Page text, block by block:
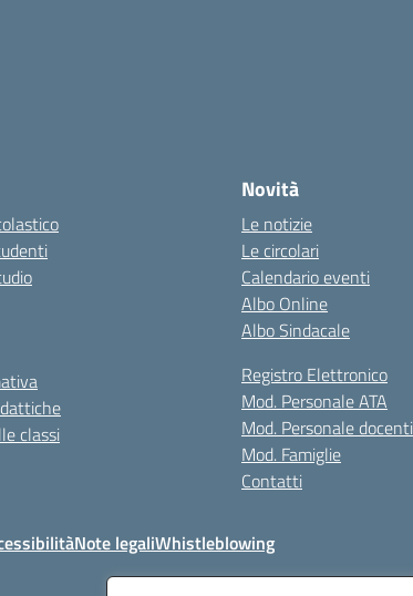
classi
Novità
Le notizie
Le circolari
Calendario eventi
Albo Online
Albo Sindacale
Registro Elettronico
Mod. Personale ATA
Mod. Personale docenti
Mod. Famiglie
Contatti
Note legaliWhistleblowing